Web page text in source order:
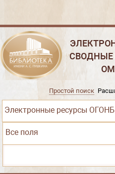
СВОДНЫЕ
Электронные ресурсы ОГОНБ
Простой поиск
Все поля